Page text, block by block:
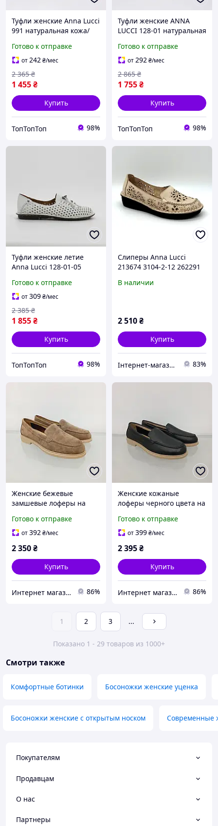
Туфли женские Anna Lucci
991 натуральная кожа/
Готово к отправке
от242₴/мес
1 455₴
2 365 ₴
Купить
ТопТопТоп 98%
Туфли женские ANNA
LUCCI 128-01 натуральная
цвета
Готово к отправке
от292₴/мес
1 755₴
2 865 ₴
Купить
ТопТопТоп 98%
Туфли женские летие
Anna Lucci 128-01-05
белого цвета, шнурочек
резинка
Готово к отправке
от309₴/мес
1 855₴
2 385 ₴
Купить
ТопТопТоп 98%
Слиперы Anna Lucci
213674 3104-2-12 262291
В наличии
2 510₴
Купить
Інтернет-магазин Аванті 83%
Женские бежевые
замшевые лоферы на
Готово к отправке
от392₴/мес
2 350₴
Купить
Интернет магазин "Shoes City" 86%
Женские кожаные
лоферы черного цвета на
Готово к отправке
от399₴/мес
2 395₴
Купить
Интернет магазин "Shoes City" 86%
1 2 3 ...
Показано 1 - 29 товаров из 1000+
Смотри также
Комфортные ботинки Босоножки женские уценка
Босоножки женские с открытым носком Современные
Покупателям
Продавцам
О нас
Партнеры